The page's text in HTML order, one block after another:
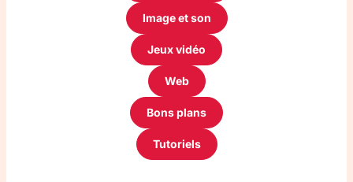
Image et son
Jeux vidéo
Web
Bons plans
Tutoriels